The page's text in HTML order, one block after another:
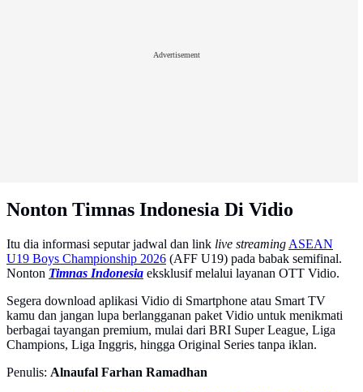
Advertisement
Nonton Timnas Indonesia Di Vidio
Itu dia informasi seputar jadwal dan link live streaming ASEAN
U19 Boys Championship 2026 (AFF U19) pada babak semifinal.
Nonton Timnas Indonesia eksklusif melalui layanan OTT Vidio.
Segera download aplikasi Vidio di Smartphone atau Smart TV
kamu dan jangan lupa berlangganan paket Vidio untuk menikmati
berbagai tayangan premium, mulai dari BRI Super League, Liga
Champions, Liga Inggris, hingga Original Series tanpa iklan.
Penulis: Alnaufal Farhan Ramadhan